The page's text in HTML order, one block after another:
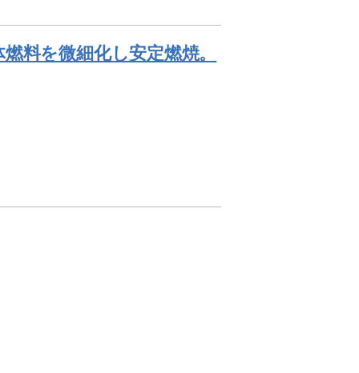
料を微細化し安定燃焼。